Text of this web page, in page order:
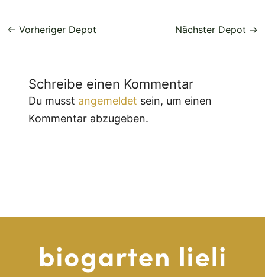
← Vorheriger Depot Nächster Depot →
Schreibe einen Kommentar
Du musst angemeldet sein, um einen
Kommentar abzugeben.